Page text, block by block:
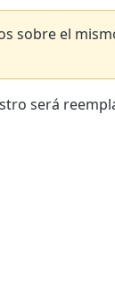
sobre el
será